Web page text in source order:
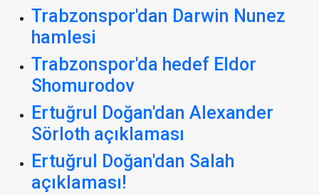
Trabzonspor'dan Darwin Nunez
hamlesi
Trabzonspor'da hedef Eldor
Shomurodov
Ertuğrul Doğan'dan Alexander
Sörloth açıklaması
Ertuğrul Doğan'dan Salah
açıklaması!